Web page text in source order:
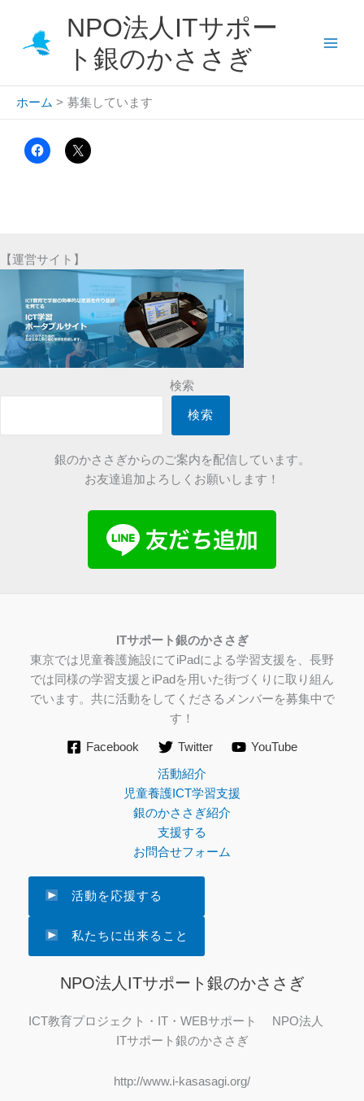
キ
NPO法人ITサポー
ト銀のかささぎ
ホーム 募集しています
【運営サイト】
検索
検索
銀のかささぎからのご案内を配信しています。
お友達追加よろしくお願いします！
ITサポート銀のかささぎ
東京では児童養護施設にてiPadによる学習支援を、長野
では同様の学習支援とiPadを用いた街づくりに取り組ん
でいます。共に活動をしてくださるメンバーを募集中で
す！
Facebook Twitter YouTube
活動紹介
児童養護ICT学習支援
銀のかささぎ紹介
支援する
お問合せフォーム
活動を応援する
私たちに出来ること
NPO法人ITサポート銀のかささぎ
ICT教育プロジェクト・IT・WEBサポート NPO法人
ITサポート銀のかささぎ
http://www.i-kasasagi.org/